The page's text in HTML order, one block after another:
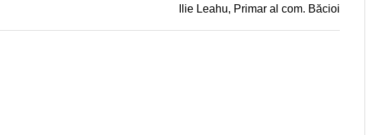
Ilie Leahu, Primar al com. Băcioi